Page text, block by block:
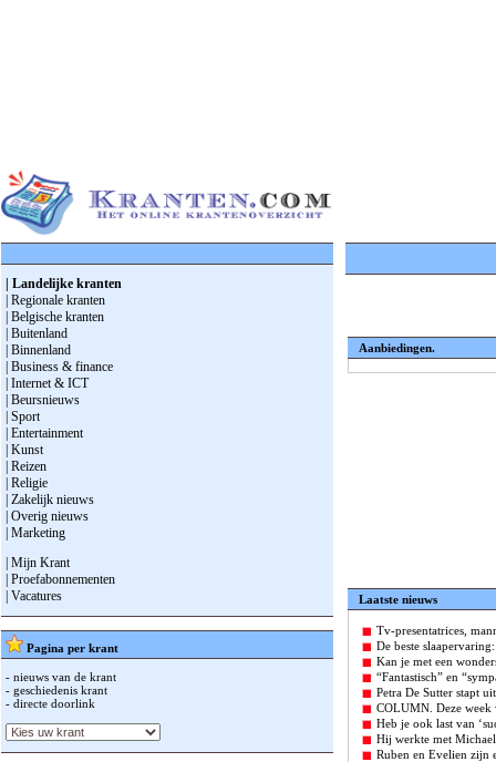
| Landelijke kranten
| Regionale kranten
| Belgische kranten
| Buitenland
| Binnenland
| Business & finance
| Internet & ICT
| Beursnieuws
| Sport
| Entertainment
| Kunst
| Reizen
| Religie
| Zakelijk nieuws
| Overig nieuws
| Marketing
| Mijn Krant
| Proefabonnementen
| Vacatures
Pagina per krant
- nieuws van de krant
- geschiedenis krant
- directe doorlink
Aanbiedingen.
Laatste nieuws
Tv-presentatrices,
De beste
Kan je met een
“Fantastisch” en
Petra De Sutter stapt
COLUMN. Deze
Heb je ook last van
Hij werkte met
Ruben en Evelien zijn